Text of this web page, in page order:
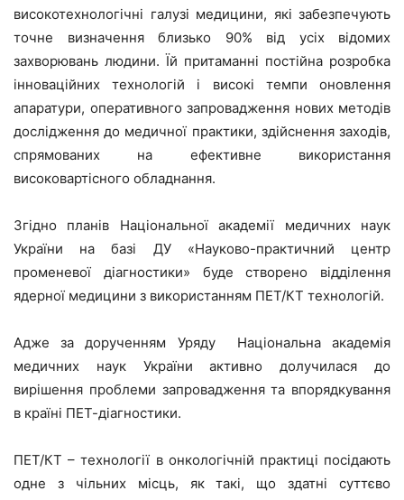
високотехнологічні галузі медицини, які забезпечують
точне визначення близько 90% від усіх відомих
захворювань людини. Їй притаманні постійна розробка
інноваційних технологій і високі темпи оновлення
апаратури, оперативного запровадження нових методів
дослідження до медичної практики, здійснення заходів,
спрямованих на ефективне використання
високовартісного обладнання.
Згідно планів Національної академії медичних наук
України на базі ДУ «Науково-практичний центр
променевої діагностики» буде створено відділення
ядерної медицини з використанням ПЕТ/КТ технологій.
Адже за дорученням Уряду Національна академія
медичних наук України активно долучилася до
вирішення проблеми запровадження та впорядкування
в країні ПЕТ-діагностики.
ПЕТ/КТ – технології в онкологічній практиці посідають
одне з чільних місць, як такі, що здатні суттєво